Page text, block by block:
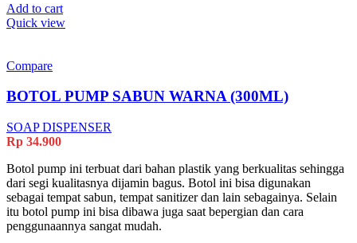
Add to cart
Quick view
Compare
BOTOL PUMP SABUN WARNA (300ML)
SOAP DISPENSER
Rp 34.900
Botol pump ini terbuat dari bahan plastik yang berkualitas sehingga
dari segi kualitasnya dijamin bagus. Botol ini bisa digunakan
sebagai tempat sabun, tempat sanitizer dan lain sebagainya. Selain
itu botol pump ini bisa dibawa juga saat bepergian dan cara
penggunaannya sangat mudah.